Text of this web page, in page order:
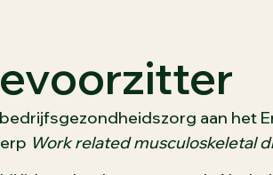
aan het
Work related musculoskeletal